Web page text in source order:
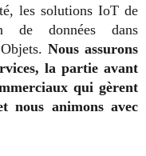
les solutions IoT de
données dans
Nous assurons
la partie avant
qui gèrent
nous animons avec